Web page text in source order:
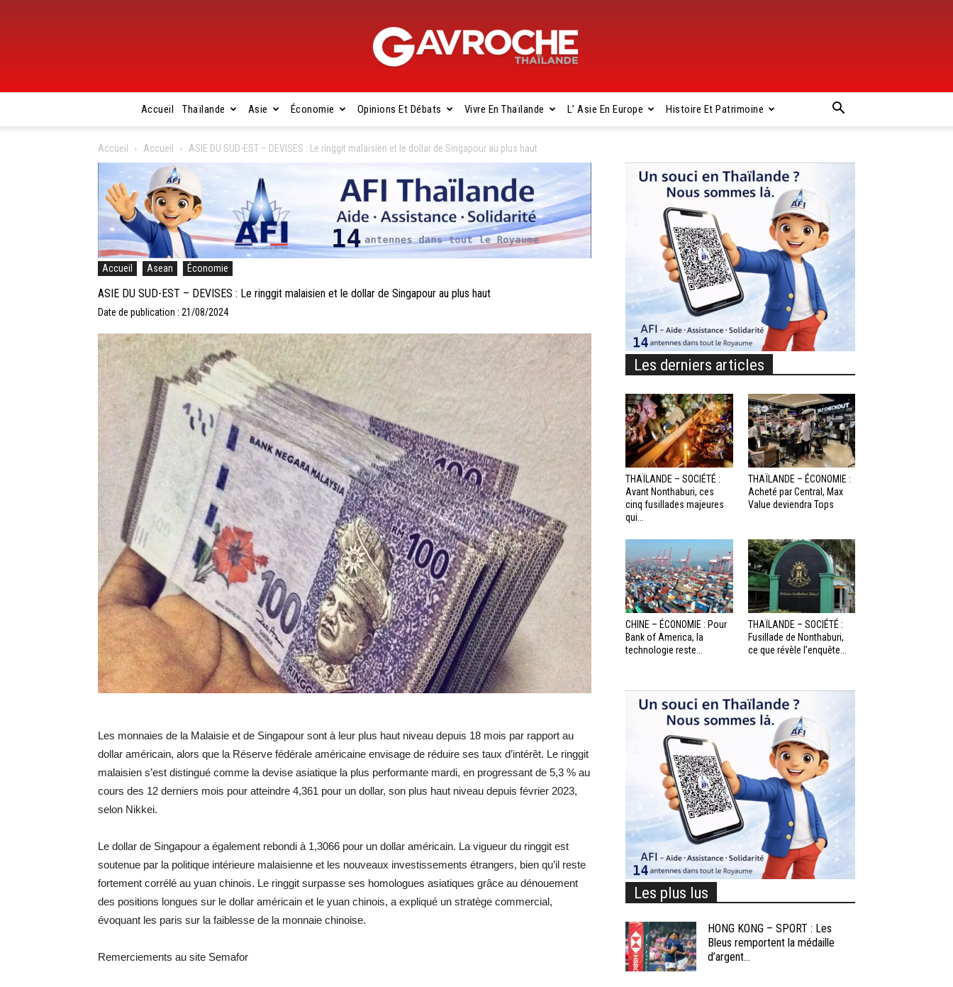
Gavroche
Thaïlande
Accueil Thaïlande Asie Économie Opinions Et Débats Vivre En Thaïlande L’ Asie En Europe Histoire Et Patrimoine
Accueil Accueil ASIE DU SUD-EST – DEVISES : Le ringgit malaisien et le dollar de Singapour au plus haut
Accueil Asean Économie
ASIE DU SUD-EST – DEVISES : Le ringgit malaisien et le dollar de Singapour au plus haut
Date de publication : 21/08/2024
Les monnaies de la Malaisie et de Singapour sont à leur plus haut niveau depuis 18 mois par rapport au
dollar américain, alors que la Réserve fédérale américaine envisage de réduire ses taux d’intérêt. Le ringgit
malaisien s’est distingué comme la devise asiatique la plus performante mardi, en progressant de 5,3 % au
cours des 12 derniers mois pour atteindre 4,361 pour un dollar, son plus haut niveau depuis février 2023,
selon Nikkei.
Le dollar de Singapour a également rebondi à 1,3066 pour un dollar américain. La vigueur du ringgit est
soutenue par la politique intérieure malaisienne et les nouveaux investissements étrangers, bien qu’il reste
fortement corrélé au yuan chinois. Le ringgit surpasse ses homologues asiatiques grâce au dénouement
des positions longues sur le dollar américain et le yuan chinois, a expliqué un stratège commercial,
évoquant les paris sur la faiblesse de la monnaie chinoise.
Remerciements au site Semafor
Les derniers articles
THAÏLANDE – SOCIÉTÉ :
Avant Nonthaburi, ces
cinq fusillades majeures
qui...
THAÏLANDE – ÉCONOMIE :
Acheté par Central, Max
Value deviendra Tops
CHINE – ÉCONOMIE : Pour
Bank of America, la
technologie reste...
THAÏLANDE – SOCIÉTÉ :
Fusillade de Nonthaburi,
ce que révèle l’enquête...
Les plus lus
HONG KONG – SPORT : Les
Bleus remportent la médaille
d’argent...